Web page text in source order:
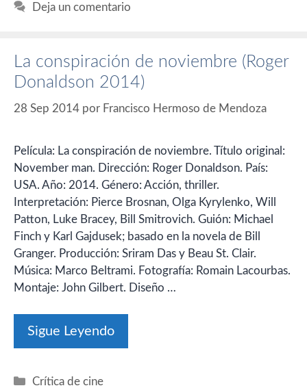
Deja un comentario
La conspiración de noviembre (Roger
Donaldson 2014)
28 Sep 2014 por Francisco Hermoso de Mendoza
Película: La conspiración de noviembre. Título original:
November man. Dirección: Roger Donaldson. País:
USA. Año: 2014. Género: Acción, thriller.
Interpretación: Pierce Brosnan, Olga Kyrylenko, Will
Patton, Luke Bracey, Bill Smitrovich. Guión: Michael
Finch y Karl Gajdusek; basado en la novela de Bill
Granger. Producción: Sriram Das y Beau St. Clair.
Música: Marco Beltrami. Fotografía: Romain Lacourbas.
Montaje: John Gilbert. Diseño …
Sigue Leyendo
Categorías
Crítica de cine